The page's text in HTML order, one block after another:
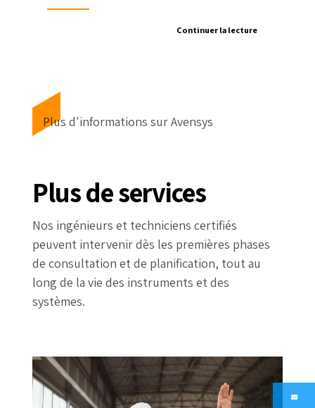
Continuer la lecture
Plus d'informations sur Avensys
Plus de services
Nos ingénieurs et techniciens certifiés
peuvent intervenir dès les premières phases
de consultation et de planification, tout au
long de la vie des instruments et des
systèmes.